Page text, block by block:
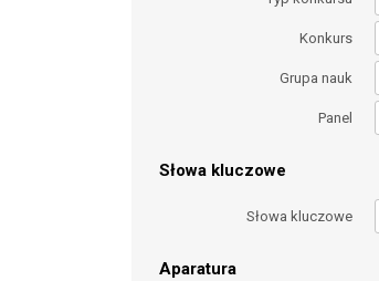
Konkurs
Grupa nauk
Panel
Słowa kluczowe
Słowa kluczowe
Aparatura